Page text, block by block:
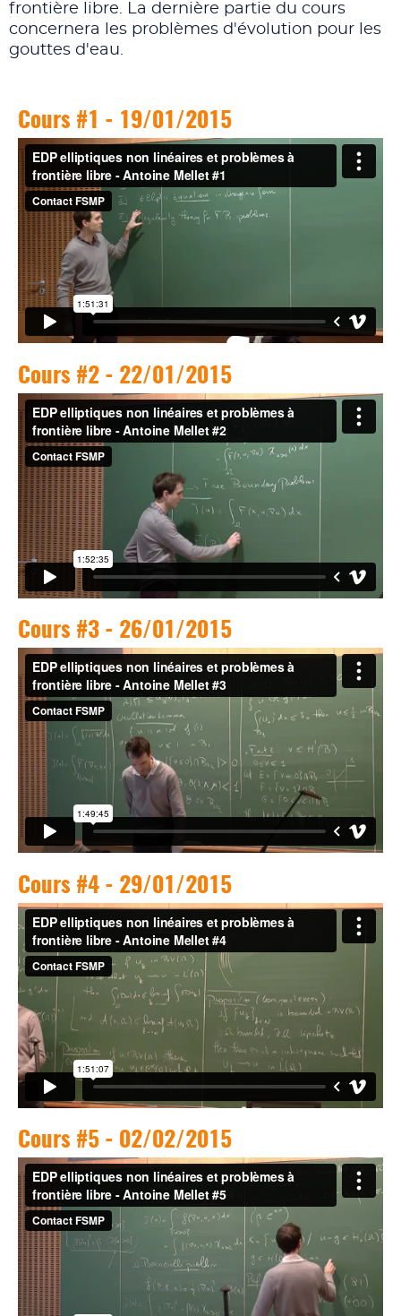
frontière libre. La dernière partie du cours
concernera les problèmes d'évolution pour les
gouttes d'eau.
Cours #1 - 19/01/2015
Cours #2 - 22/01/2015
Cours #3 - 26/01/2015
Cours #4 - 29/01/2015
Cours #5 - 02/02/2015